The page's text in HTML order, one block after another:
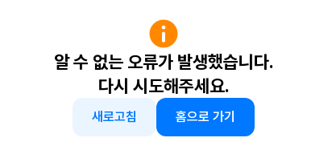
알 수 없는 오류가 발생했습니다.
다시 시도해주세요.
새로고침 홈으로 가기